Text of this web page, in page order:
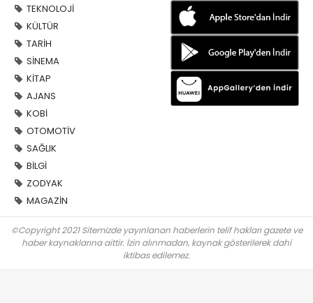
TEKNOLOJİ
KÜLTÜR
TARİH
SİNEMA
KİTAP
AJANS
KOBİ
OTOMOTİV
SAĞLIK
BİLGİ
ZODYAK
MAGAZİN
©Copyright 2021 Sitemizde yayınlanan haberlerin telif hakları gazete ve
haber kaynaklarına aittir. İzin alınmadan, kaynak gösterilerek dahi
iktibas edilemez.